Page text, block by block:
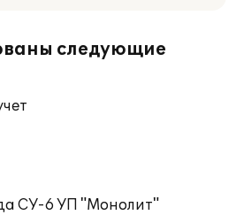
следующие
СУ-6 УП "Монолит"